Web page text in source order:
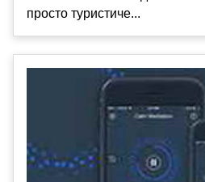
просто туристиче...